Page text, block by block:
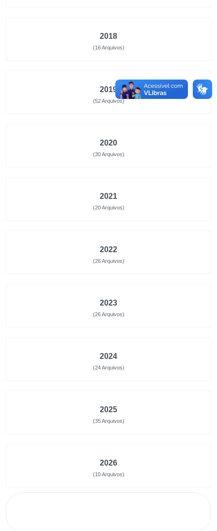
2018
(16 Arquivos)
2019
(52 Arquivos)
2020
(30 Arquivos)
2021
(20 Arquivos)
2022
(26 Arquivos)
2023
(26 Arquivos)
2024
(24 Arquivos)
2025
(35 Arquivos)
2026
(10 Arquivos)